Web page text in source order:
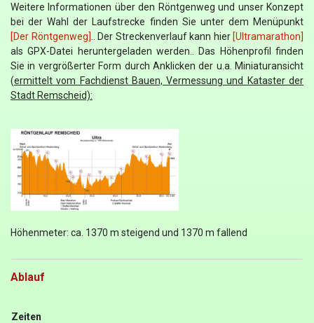
Weitere Informationen über den Röntgenweg und unser Konzept
bei der Wahl der Laufstrecke finden Sie unter dem Menüpunkt
[Der Röntgenweg] .. Der Streckenverlauf kann hier [Ultramarathon]
als GPX-Datei heruntergeladen werden.. Das Höhenprofil finden
Sie in vergrößerter Form durch Anklicken der u.a. Miniaturansicht
(ermittelt vom Fachdienst Bauen, Vermessung und Kataster der
Stadt Remscheid):
Höhenmeter: ca. 1370 m steigend und 1370 m fallend
Ablauf
Zeiten